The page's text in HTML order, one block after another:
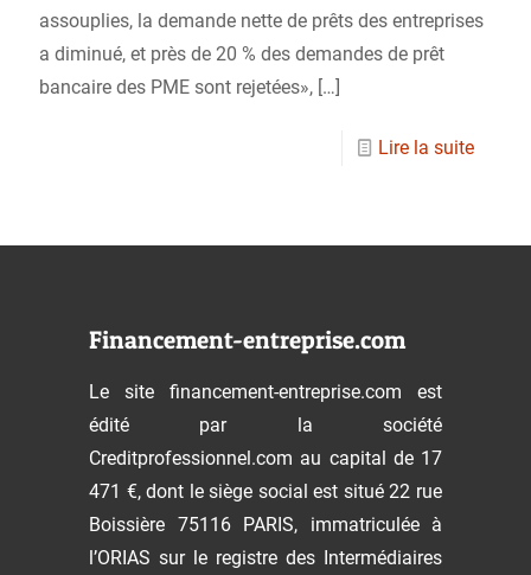
assouplies, la demande nette de prêts des entreprises
a diminué, et près de 20 % des demandes de prêt
bancaire des PME sont rejetées», […]
Lire la suite
Financement-entreprise.com
Le site financement-entreprise.com est
édité par la société
Creditprofessionnel.com au capital de 17
471 €, dont le siège social est situé 22 rue
Boissière 75116 PARIS, immatriculée à
l’ORIAS sur le registre des Intermédiaires